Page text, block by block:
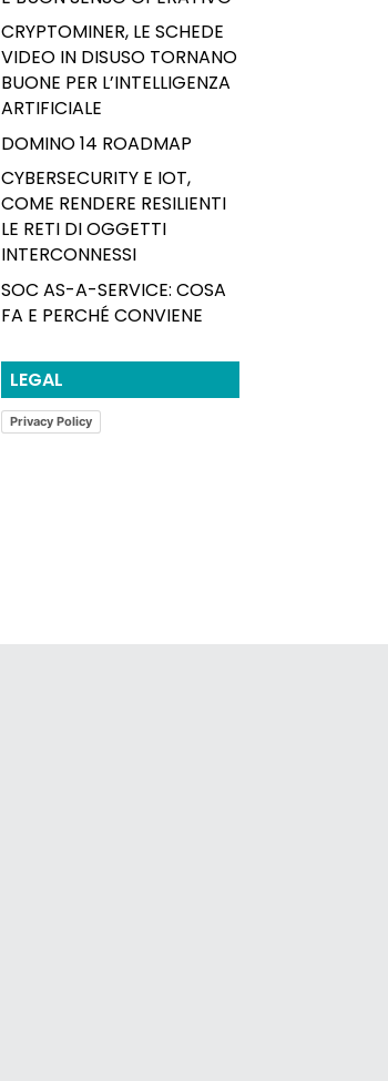
CRYPTOMINER, LE SCHEDE
VIDEO IN DISUSO TORNANO
BUONE PER L’INTELLIGENZA
ARTIFICIALE
DOMINO 14 ROADMAP
CYBERSECURITY E IOT,
COME RENDERE RESILIENTI
LE RETI DI OGGETTI
INTERCONNESSI
SOC AS-A-SERVICE: COSA
FA E PERCHÉ CONVIENE
LEGAL
Privacy Policy